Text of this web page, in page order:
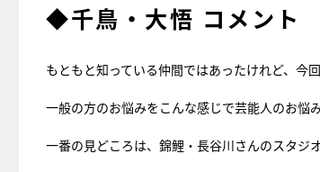
◆千鳥・大悟 コメント
もともと知っている仲間ではあったけれど、今
一般の方のお悩みをこんな感じで芸能人のお悩
一番の見どころは、錦鯉・長谷川さんのスタジ